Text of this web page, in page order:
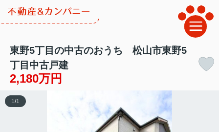
東野5丁目の中古のおうち 松山市東野5
丁目中古戸建
2,180万円
1 /1